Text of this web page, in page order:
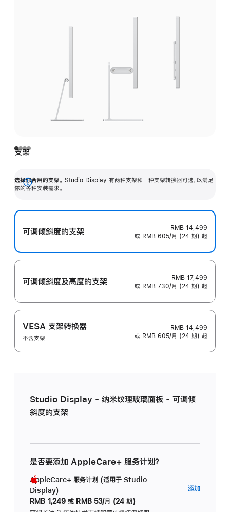
支架
选择你合用的支架。 Studio Display 有两种支架和一种支架转换器可选，以满足
你的各种安装需求。
展
可调倾斜度的支架
RMB 14,499
或 RMB 605/月 (24 期) 起
可调倾斜度及高‍度的支‍架
RMB 17,499
或 RMB 730/月 (24 期) 起
VESA 支架转换器
不含支架
RMB 14,499
或 RMB 605/月 (24 期) 起
Studio Display - 纳米纹理玻璃面板 - 可调倾
斜度的支架
是否要添加 AppleCare+ 服务计划？
AppleCare+ 服务计划 (适用于 Studio
Display)
RMB 1,249 或 RMB 53/月 (24 期)
添加